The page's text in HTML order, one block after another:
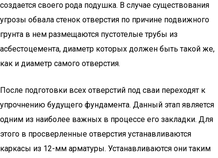
создается своего рода подушка. В случае существования
угрозы обвала стенок отверстия по причине подвижного
грунта в нем размещаются пустотелые трубы из
асбестоцемента, диаметр которых должен быть такой же,
как и диаметр самого отверстия.
После подготовки всех отверстий под сваи переходят к
упрочнению будущего фундамента. Данный этап является
одним из наиболее важных в процессе его закладки. Для
этого в просверленные отверстия устанавливаются
каркасы из 12-мм арматуры. Устанавливаются они таким